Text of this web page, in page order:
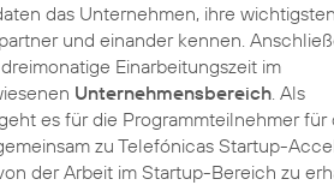
das Unternehmen, ihre wichtigsten
und einander kennen.
Einarbeitungszeit im
Unternehmensbereich. Als
es für die Programmteilnehmer für
zu Telefónicas Startup-
der Arbeit im Startup-Bereich zu